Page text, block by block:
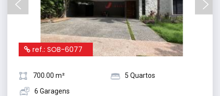
ref.: SOB-6077
700.00 m²
5 Quartos
6 Garagens